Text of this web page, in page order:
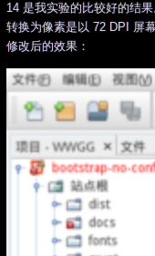
14 是我实验的比较好的结
转换为像素是以 72 DPI 屏
修改后的效果：